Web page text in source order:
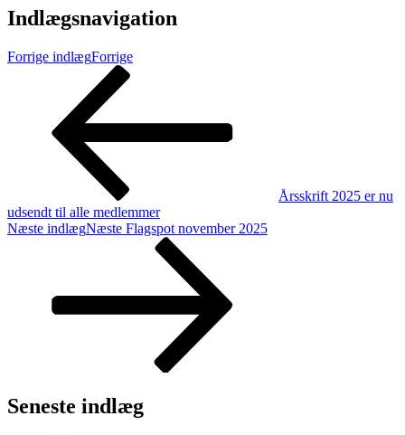
Indlægsnavigation
Forrige indlægForrige
Årsskrift 2025 er nu
udsendt til alle medlemmer
Næste indlægNæste Flagspot november 2025
Seneste indlæg